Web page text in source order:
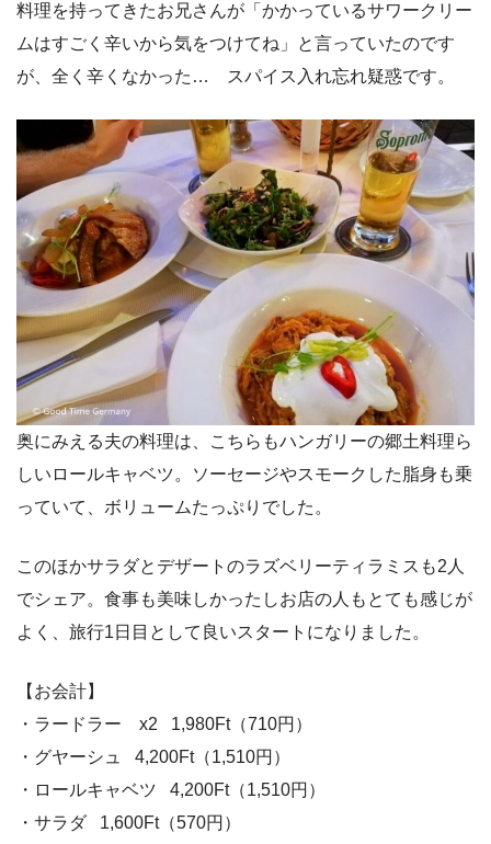
料理を持ってきたお兄さんが「かかっているサワークリー
ムはすごく辛いから気をつけてね」と言っていたのです
が、全く辛くなかった… スパイス入れ忘れ疑惑です。
奥にみえる夫の料理は、こちらもハンガリーの郷土料理ら
しいロールキャベツ。ソーセージやスモークした脂身も乗
っていて、ボリュームたっぷりでした。
このほかサラダとデザートのラズベリーティラミスも2人
でシェア。食事も美味しかったしお店の人もとても感じが
よく、旅行1日目として良いスタートになりました。
【お会計】
・ラードラー x2 1,980Ft（710円）
・グヤーシュ 4,200Ft（1,510円）
・ロールキャベツ 4,200Ft（1,510円）
・サラダ 1,600Ft（570円）